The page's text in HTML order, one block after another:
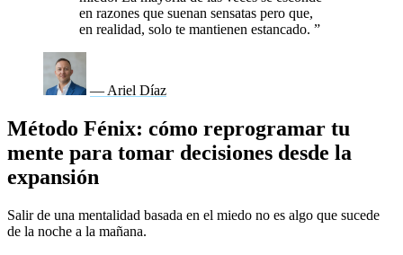
en razones que suenan sensatas pero que,
en realidad, solo te mantienen estancado. ”
— Ariel Díaz
Método Fénix: cómo reprogramar tu
mente para tomar decisiones desde la
expansión
Salir de una mentalidad basada en el miedo no es algo que sucede
de la noche a la mañana.